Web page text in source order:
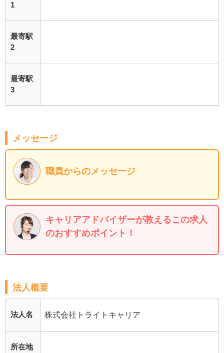
1
最寄駅
2
最寄駅
3
メッセージ
職員からのメッセージ
キャリアアドバイザーが教えるこの求人
のおすすめポイント！
法人概要
法人名 株式会社トライトキャリア
所在地